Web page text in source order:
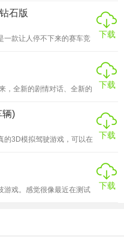
!
和解锁新车!5个不同的世
驶的快感!在每一个赛道尝
造自己的车辆。
性的玩法，拥有丰富的场
，而且拥有不同主题的地
形，能定制车辆的轮辋和
入坑的萌新飞手，还是一
中文语言的设置，让很多
关的设置与操作，一对一
还可以不断提升自身的控飞
石版
一款让人停不下来的赛车竞
，选择数百种不同的车辆
，灵活的旋转方向盘避开
小伙伴赶紧来下载这款头
吧。
下载
，全新的剧情对话、全新的
清的3D画面，狂拽酷炫的
炫酷的光影特效，传神的
熊出没2”。熊出没2破解版
权的3D跑酷游戏，其高度还
下载
辆)
的3D模拟驾驶游戏，可以在
术，每个场景画面都非常真
下载
游戏。感觉很像最近在测试
9占据一片天下的情况下英
成市场饱和情况，并且加
下载